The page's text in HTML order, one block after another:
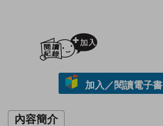
加入／閱讀電子書
內容簡介